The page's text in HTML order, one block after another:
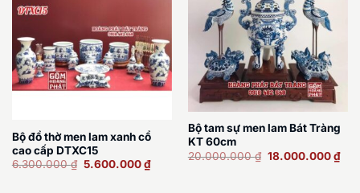
Bộ đồ thờ men lam xanh cổ
cao cấp DTXC15
6.300.000₫ Giá
5.600.000₫Giá
hiện
Bộ tam sự men lam Bát Tràng
KT 60cm
20.000.000₫ Giá
18.000.000₫Giá